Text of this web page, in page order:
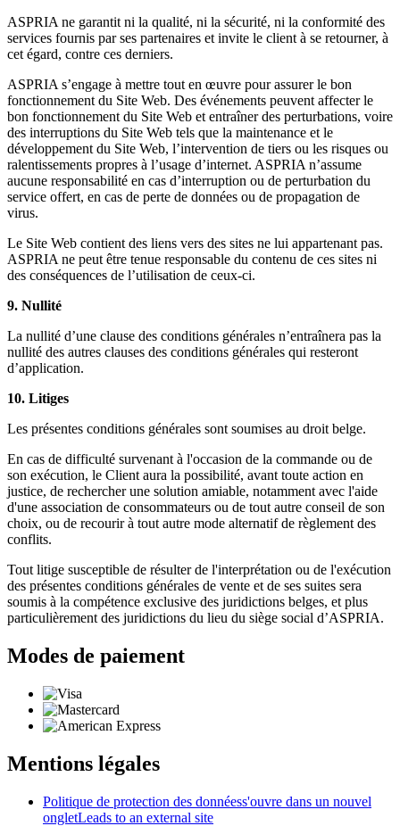
ASPRIA ne garantit ni la qualité, ni la sécurité, ni la conformité des
services fournis par ses partenaires et invite le client à se retourner, à
cet égard, contre ces derniers.
ASPRIA s’engage à mettre tout en œuvre pour assurer le bon
fonctionnement du Site Web. Des événements peuvent affecter le
bon fonctionnement du Site Web et entraîner des perturbations, voire
des interruptions du Site Web tels que la maintenance et le
développement du Site Web, l’intervention de tiers ou les risques ou
ralentissements propres à l’usage d’internet. ASPRIA n’assume
aucune responsabilité en cas d’interruption ou de perturbation du
service offert, en cas de perte de données ou de propagation de
virus.
Le Site Web contient des liens vers des sites ne lui appartenant pas.
ASPRIA ne peut être tenue responsable du contenu de ces sites ni
des conséquences de l’utilisation de ceux-ci.
9. Nullité
La nullité d’une clause des conditions générales n’entraînera pas la
nullité des autres clauses des conditions générales qui resteront
d’application.
10. Litiges
Les présentes conditions générales sont soumises au droit belge.
En cas de difficulté survenant à l'occasion de la commande ou de
son exécution, le Client aura la possibilité, avant toute action en
justice, de rechercher une solution amiable, notamment avec l'aide
d'une association de consommateurs ou de tout autre conseil de son
choix, ou de recourir à tout autre mode alternatif de règlement des
conflits.
Tout litige susceptible de résulter de l'interprétation ou de l'exécution
des présentes conditions générales de vente et de ses suites sera
soumis à la compétence exclusive des juridictions belges, et plus
particulièrement des juridictions du lieu du siège social d’ASPRIA.
Modes de paiement
Mentions légales
Politique de protection des donnéess'ouvre dans un nouvel
ongletLeads to an external site